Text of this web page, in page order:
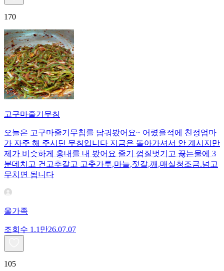
170
고구마줄기무침
오늘은 고구마줄기무침를 담궈봤어요~ 어렸을적에 친정엄마
가 자주 해 주시던 무침입니다 지금은 돌아가셔서 안 계시지만
제가 비슷하게 훙내를 내 봤어요 줄기 껍질벗기고 끓는물에 3
분데치고 건고추갈고 고춧가루,마늘,젓갈,깨,매실청조금.넘고
무치면 됩니다
울가족
조회수 1.1만26.07.07
105